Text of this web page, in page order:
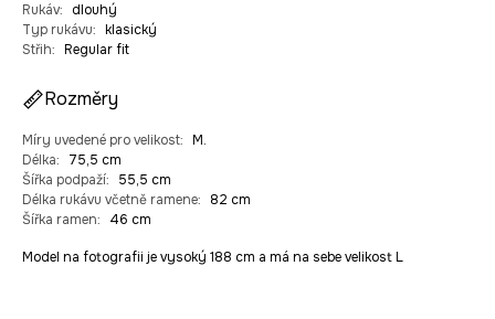
Rukáv:
dlouhý
Typ rukávu: klasický
Střih: Regular fit
Rozměry
Míry uvedené pro velikost: M.
Délka:
75,5 cm
Šířka podpaží:
55,5 cm
Délka rukávu včetně ramene:
82 cm
Šířka ramen: 46 cm
Model na fotografii je vysoký 188 cm a má na sebe velikost L